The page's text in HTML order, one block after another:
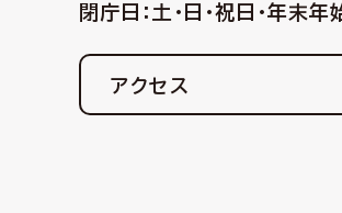
閉庁日：土・日・祝日・年末年
アクセス